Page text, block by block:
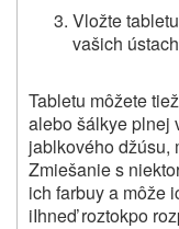
Vložte
vašich
Tabletu môžete
alebo šálkye plnej
jablkového džúsu,
Zmiešanie s
ich farbuy a môže
iIhneď roztokpo